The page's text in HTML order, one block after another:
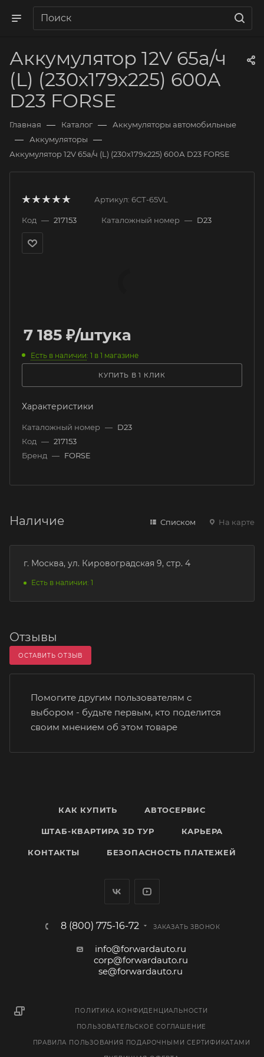
Аккумулятор 12V 65а/ч
(L) (230x179x225) 600А
D23 FORSE
Главная — Каталог — Аккумуляторы автомобильные
— Аккумуляторы —
Аккумулятор 12V 65а/ч (L) (230x179x225) 600А D23 FORSE
Артикул: 6СТ-65VL
Код — 217153 Каталожный номер — D23
7 185 ₽/штука
Есть в наличии: 1 в 1 магазине
КУПИТЬ В 1 КЛИК
Характеристики
Каталожный номер — D23
Код — 217153
Бренд — FORSE
Наличие Списком На карте
г. Москва, ул. Кировоградская 9, стр. 4
Есть в наличии: 1
Отзывы
ОСТАВИТЬ ОТЗЫВ
Помогите другим пользователям с
выбором - будьте первым, кто поделится
своим мнением об этом товаре
КАК КУПИТЬ АВТОСЕРВИС
ШТАБ-КВАРТИРА 3D ТУР КАРЬЕРА
КОНТАКТЫ БЕЗОПАСНОСТЬ ПЛАТЕЖЕЙ
8 (800) 775-16-72 ЗАКАЗАТЬ ЗВОНОК
info@forwardauto.ru
corp@forwardauto.ru
se@forwardauto.ru
ПОЛИТИКА КОНФИДЕНЦИАЛЬНОСТИ
ПОЛЬЗОВАТЕЛЬСКОЕ СОГЛАШЕНИЕ
ПРАВИЛА ПОЛЬЗОВАНИЯ ПОДАРОЧНЫМИ СЕРТИФИКАТАМИ